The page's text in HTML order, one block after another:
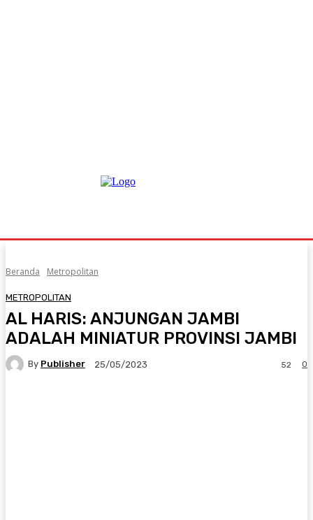
Beranda Metropolitan
METROPOLITAN
AL HARIS: ANJUNGAN JAMBI
ADALAH MINIATUR PROVINSI JAMBI
By Publisher 25/05/2023 0
52